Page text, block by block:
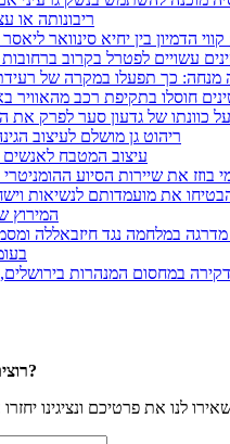
ריבונותה או
הדמיון בין יחיא סינוואר
עשויים לפטרל בקרוב ברחובות
כך תפעלו במקרה של
חוסלו בתקיפת רכב מהאוויר
ריהוט גן מושלם לעיצוב
עיצוב המטבח לאנשים
את מועמדותם לנשיאות
המירוץ של
במלחמה נגד חיזבאללה
דקירה במחסום המנהרות
רוצים להיות מנויים?
לנו את פרטיכם ונציגינו